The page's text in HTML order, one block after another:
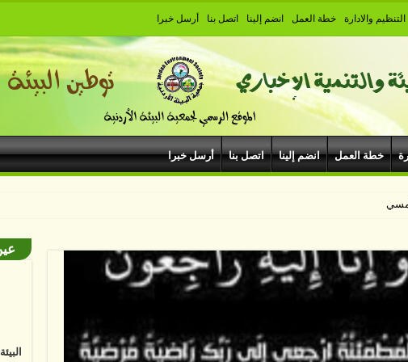
التنظيم والادارة خطة العمل انضم إلينا اتصل بنا أرسل خبرا
خطة العمل انضم إلينا اتصل بنا أرسل خبرا
الهيبودروم